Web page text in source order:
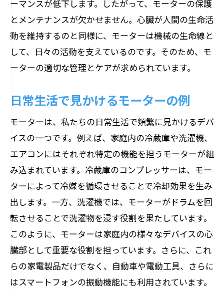
モーターのコイルが生む磁場とその力
コイルとは何か、その基本を学ぶ
コイルが生み出す磁場の特性
磁場が動力に変わるメカニズム
コイルの設計が性能に与える影響
コイルの保守点検ポイント
磁場の強さをコントロールする技術
モーターの故障原因を探る修理の第一歩
一般的なモーター故障の例
故障診断に必要な基礎知識
問題の特定と解決方法
修理時に確認すべき重要ポイント
故障を予防するための定期チェック
初心者でもできる簡単な故障診断
モーターの日常的な利用例家庭から工場まで
ーマンスが低下します。したがって、モーターの保護
とメンテナンスが欠かせません。心臓が人間の生命活
動を維持するのと同様に、モーターは機械の生命線と
して、日々の活動を支えているのです。そのため、モ
ーターの適切な管理とケアが求められています。
日常生活で見かけるモーターの例
モーターは、私たちの日常生活で頻繁に見かけるデバ
イスの一つです。例えば、家庭内の冷蔵庫や洗濯機、
エアコンにはそれぞれ特定の機能を担うモーターが組
み込まれています。冷蔵庫のコンプレッサーは、モー
ターによって冷媒を循環させることで冷却効果を生み
出します。一方、洗濯機では、モーターがドラムを回
転させることで洗濯物を浸す役割を果たしています。
このように、モーターは家庭内の様々なデバイスの心
臓部として重要な役割を担っています。さらに、これ
らの家電製品だけでなく、自動車や電動工具、さらに
はスマートフォンの振動機能にも利用されています。